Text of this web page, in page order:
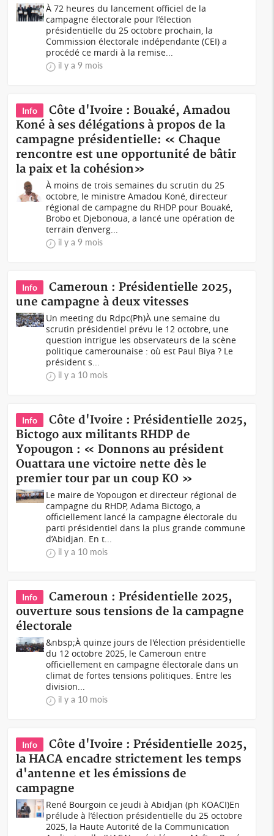
À 72 heures du lancement officiel de la
campagne électorale pour l’élection
présidentielle du 25 octobre prochain, la
Commission électorale indépendante (CEI) a
procédé ce mardi à la remise...
il y a 9 mois
Info
Côte d'Ivoire : Bouaké, Amadou
Koné à ses délégations à propos de la
campagne présidentielle: « Chaque
rencontre est une opportunité de bâtir
la paix et la cohésion»
À moins de trois semaines du scrutin du 25
octobre, le ministre Amadou Koné, directeur
régional de campagne du RHDP pour Bouaké,
Brobo et Djebonoua, a lancé une opération de
terrain d’enverg...
il y a 9 mois
Info
Cameroun : Présidentielle 2025,
une campagne à deux vitesses
Un meeting du Rdpc(Ph)À une semaine du
scrutin présidentiel prévu le 12 octobre, une
question intrigue les observateurs de la scène
politique camerounaise : où est Paul Biya ? Le
président s...
il y a 10 mois
Info
Côte d'Ivoire : Présidentielle 2025,
Bictogo aux militants RHDP de
Yopougon : « Donnons au président
Ouattara une victoire nette dès le
premier tour par un coup KO »
Le maire de Yopougon et directeur régional de
campagne du RHDP, Adama Bictogo, a
officiellement lancé la campagne électorale du
parti présidentiel dans la plus grande commune
d’Abidjan. En t...
il y a 10 mois
Info
Cameroun : Présidentielle 2025,
ouverture sous tensions de la campagne
électorale
&nbsp;À quinze jours de l'élection présidentielle
du 12 octobre 2025, le Cameroun entre
officiellement en campagne électorale dans un
climat de fortes tensions politiques. Entre les
division...
il y a 10 mois
Info
Côte d'Ivoire : Présidentielle 2025,
la HACA encadre strictement les temps
d'antenne et les émissions de
campagne
René Bourgoin ce jeudi à Abidjan (ph KOACI)En
prélude à l’élection présidentielle du 25 octobre
2025, la Haute Autorité de la Communication